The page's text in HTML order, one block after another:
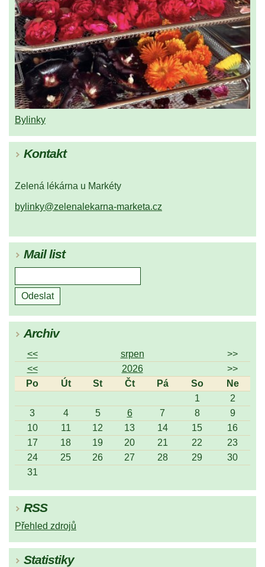
Bylinky
Kontakt
Zelená lékárna u Markéty
bylinky@zelenalekarna-marketa.cz
Mail list
Archiv
<< srpen
>>
<<
2026
>>
Po
Út St Čt Pá So
Ne
1
2
3
4 5 6 7 8
9
10
11 12 13 14 15
16
17
18 19 20 21 22
23
24
25 26 27 28 29
30
31
RSS
Přehled zdrojů
Statistiky